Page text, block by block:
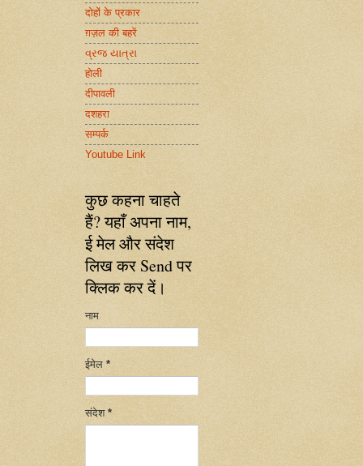
दोहों के प्रकार
ग़ज़ल की बहरें
વ્રજ યાત્રા
होली
दीपावली
दशहरा
सम्पर्क
Youtube Link
कुछ कहना चाहते
हैं? यहाँ अपना नाम,
ई मेल और संदेश
लिख कर Send पर
क्लिक कर दें।
नाम
ईमेल *
संदेश *